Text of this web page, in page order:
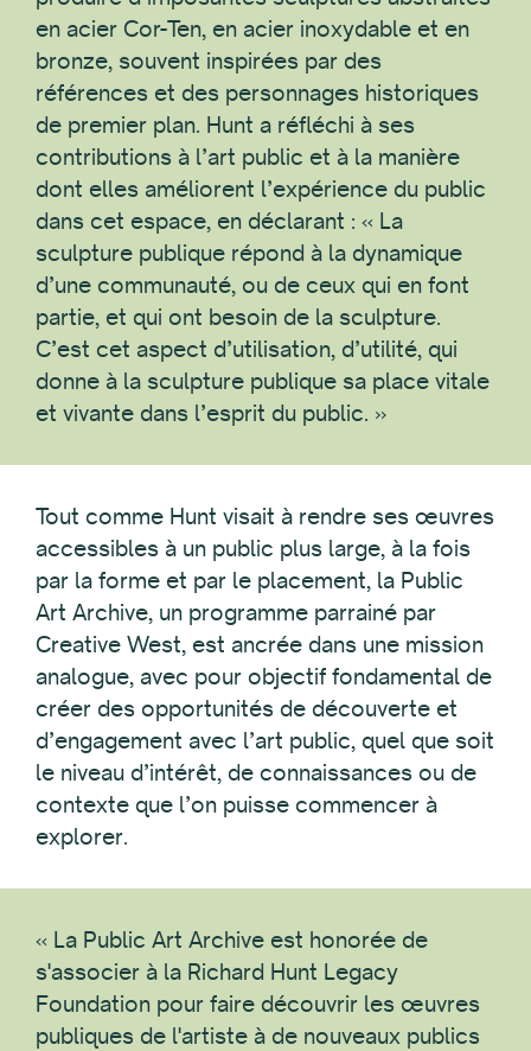
en acier Cor-Ten, en acier inoxydable et en
bronze, souvent inspirées par des
références et des personnages historiques
de premier plan. Hunt a réfléchi à ses
contributions à l’art public et à la manière
dont elles améliorent l’expérience du public
dans cet espace, en déclarant : « La
sculpture publique répond à la dynamique
d’une communauté, ou de ceux qui en font
partie, et qui ont besoin de la sculpture.
C’est cet aspect d’utilisation, d’utilité, qui
donne à la sculpture publique sa place vitale
et vivante dans l’esprit du public. »
Tout comme Hunt visait à rendre ses œuvres
accessibles à un public plus large, à la fois
par la forme et par le placement, la Public
Art Archive, un programme parrainé par
Creative West, est ancrée dans une mission
analogue, avec pour objectif fondamental de
créer des opportunités de découverte et
d’engagement avec l’art public, quel que soit
le niveau d’intérêt, de connaissances ou de
contexte que l’on puisse commencer à
explorer.
« La Public Art Archive est honorée de
s'associer à la Richard Hunt Legacy
Foundation pour faire découvrir les œuvres
publiques de l'artiste à de nouveaux publics